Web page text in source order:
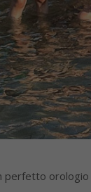
perfetto